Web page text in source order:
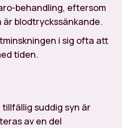
behandling, eftersom
är blodtryckssänkande.
i sig ofta att
tiden.
suddig syn är
av en del